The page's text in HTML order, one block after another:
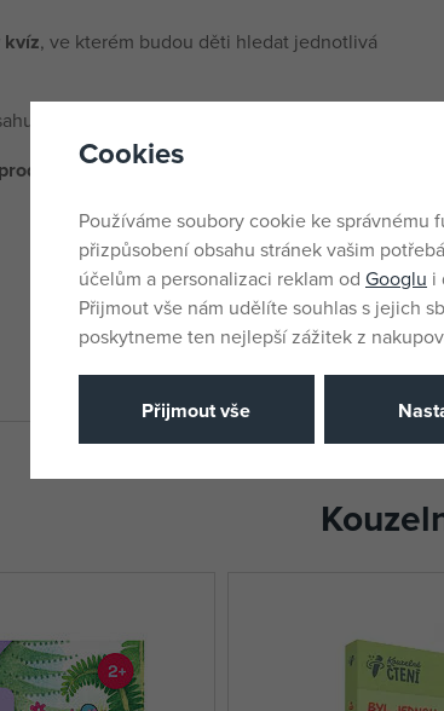
, ve kterém budou děti hledat jednotlivá
přes
- je nutné ji zakoupit zvlášť.
Cookies
Používáme soubory cookie ke
přizpůsobení obsahu stránek vašim
účelům a personalizaci reklam od Googlu i
Přijmout vše nám udělíte souhlas s jejich
poskytneme ten nejlepší zážitek z
Přijmout vše